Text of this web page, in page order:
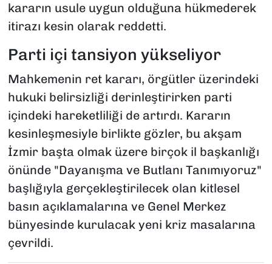
kararın usule uygun olduğuna hükmederek
itirazı kesin olarak reddetti.
Parti içi tansiyon yükseliyor
Mahkemenin ret kararı, örgütler üzerindeki
hukuki belirsizliği derinleştirirken parti
içindeki hareketliliği de artırdı. Kararın
kesinleşmesiyle birlikte gözler, bu akşam
İzmir başta olmak üzere birçok il başkanlığı
önünde "Dayanışma ve Butlanı Tanımıyoruz"
başlığıyla gerçekleştirilecek olan kitlesel
basın açıklamalarına ve Genel Merkez
bünyesinde kurulacak yeni kriz masalarına
çevrildi.